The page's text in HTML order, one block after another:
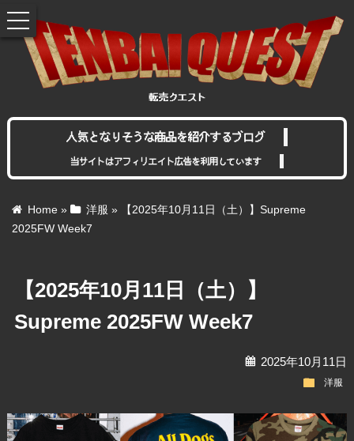
人気となりそうな商品を紹介するブログ
当サイトはアフィリエイト広告を利用しています
Home » 洋服 »
【2025年10月11日（土）】Supreme
2025FW Week7
【2025年10月11日（土）】
Supreme 2025FW Week7
calendar2025年10月11日
folder 洋服
toggle
navigation